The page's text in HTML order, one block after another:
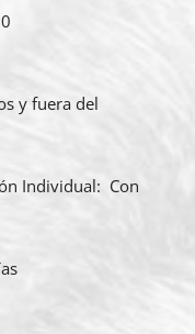
y fuera del
Individual: Con